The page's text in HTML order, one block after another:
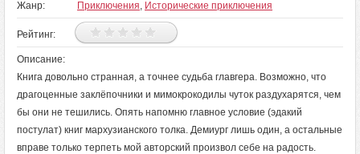
Жанр: Приключения, Исторические приключения
Рейтинг:
Описание:
Книга довольно странная, а точнее судьба главгера. Возможно, что
драгоценные заклёпочники и мимокрокодилы чуток раздухарятся, чем
бы они не тешились. Опять напомню главное условие (эдакий
постулат) книг мархузианского толка. Демиург лишь один, а остальные
вправе только терпеть мой авторский произвол себе на радость.